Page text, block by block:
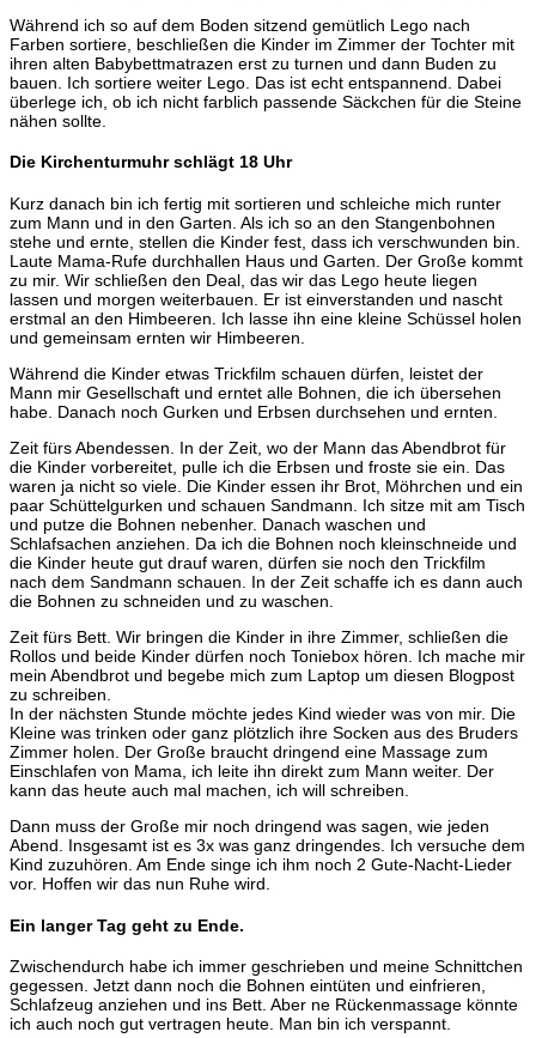
Während ich so auf dem Boden sitzend gemütlich Lego nach
Farben sortiere, beschließen die Kinder im Zimmer der Tochter mit
ihren alten Babybettmatrazen erst zu turnen und dann Buden zu
bauen. Ich sortiere weiter Lego. Das ist echt entspannend. Dabei
überlege ich, ob ich nicht farblich passende Säckchen für die Steine
nähen sollte.
Die Kirchenturmuhr schlägt 18 Uhr
Kurz danach bin ich fertig mit sortieren und schleiche mich runter
zum Mann und in den Garten. Als ich so an den Stangenbohnen
stehe und ernte, stellen die Kinder fest, dass ich verschwunden bin.
Laute Mama-Rufe durchhallen Haus und Garten. Der Große kommt
zu mir. Wir schließen den Deal, das wir das Lego heute liegen
lassen und morgen weiterbauen. Er ist einverstanden und nascht
erstmal an den Himbeeren. Ich lasse ihn eine kleine Schüssel holen
und gemeinsam ernten wir Himbeeren.
Während die Kinder etwas Trickfilm schauen dürfen, leistet der
Mann mir Gesellschaft und erntet alle Bohnen, die ich übersehen
habe. Danach noch Gurken und Erbsen durchsehen und ernten.
Zeit fürs Abendessen. In der Zeit, wo der Mann das Abendbrot für
die Kinder vorbereitet, pulle ich die Erbsen und froste sie ein. Das
waren ja nicht so viele. Die Kinder essen ihr Brot, Möhrchen und ein
paar Schüttelgurken und schauen Sandmann. Ich sitze mit am Tisch
und putze die Bohnen nebenher. Danach waschen und
Schlafsachen anziehen. Da ich die Bohnen noch kleinschneide und
die Kinder heute gut drauf waren, dürfen sie noch den Trickfilm
nach dem Sandmann schauen. In der Zeit schaffe ich es dann auch
die Bohnen zu schneiden und zu waschen.
Zeit fürs Bett. Wir bringen die Kinder in ihre Zimmer, schließen die
Rollos und beide Kinder dürfen noch Toniebox hören. Ich mache mir
mein Abendbrot und begebe mich zum Laptop um diesen Blogpost
zu schreiben.
In der nächsten Stunde möchte jedes Kind wieder was von mir. Die
Kleine was trinken oder ganz plötzlich ihre Socken aus des Bruders
Zimmer holen. Der Große braucht dringend eine Massage zum
Einschlafen von Mama, ich leite ihn direkt zum Mann weiter. Der
kann das heute auch mal machen, ich will schreiben.
Dann muss der Große mir noch dringend was sagen, wie jeden
Abend. Insgesamt ist es 3x was ganz dringendes. Ich versuche dem
Kind zuzuhören. Am Ende singe ich ihm noch 2 Gute-Nacht-Lieder
vor. Hoffen wir das nun Ruhe wird.
Ein langer Tag geht zu Ende.
Zwischendurch habe ich immer geschrieben und meine Schnittchen
gegessen. Jetzt dann noch die Bohnen eintüten und einfrieren,
Schlafzeug anziehen und ins Bett. Aber ne Rückenmassage könnte
ich auch noch gut vertragen heute. Man bin ich verspannt.